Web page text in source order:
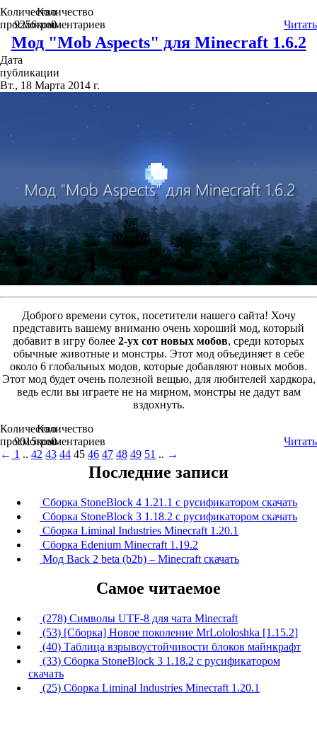
Количество
просмотров
9256
Количество
комментариев
0 Читать
Мод "Mob Aspects" для Minecraft 1.6.2
Дата
публикации
Вт., 18 Марта 2014 г.
Доброго времени суток, посетители нашего сайта! Хочу
представить вашему вниманю очень хороший мод, который
добавит в игру более 2-ух сот новых мобов, среди которых
обычные животные и монстры. Этот мод объединяет в себе
около 6 глобальных модов, которые добавляют новых мобов.
Этот мод будет очень полезной вещью, для любителей хардкора,
ведь если вы играете не на мирном, монстры не дадут вам
вздохнуть.
Количество
просмотров
9015
Количество
комментариев
0
Читать
← 1 .. 42 43 44 45 46 47 48 49 51 .. →
Последние записи
Сборка StoneBlock 4 1.21.1 с русификатором скачать
Сборка StoneBlock 3 1.18.2 с русификатором скачать
Сборка Liminal Industries Minecraft 1.20.1
Сборка Edenium Minecraft 1.19.2
Мод Back 2 beta (b2b) – Minecraft скачать
Самое читаемое
(278) Символы UTF-8 для чата Minecraft
(53) [Сборка] Новое поколение MrLololoshka [1.15.2]
(40) Таблица взрывоустойчивости блоков майнкрафт
(33) Сборка StoneBlock 3 1.18.2 с русификатором
скачать
(25) Сборка Liminal Industries Minecraft 1.20.1